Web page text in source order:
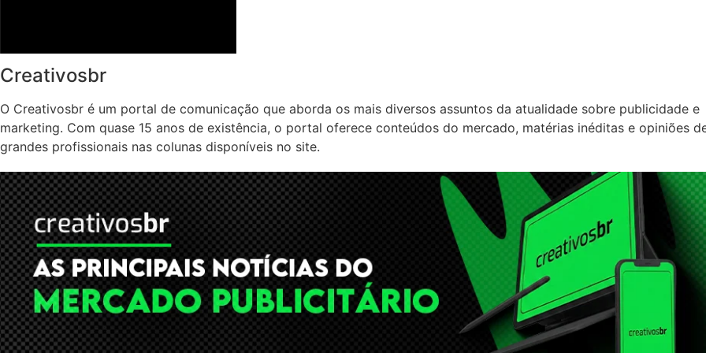
Creativosbr
O Creativosbr é um portal de comunicação que aborda os mais diversos assuntos da atualidade sobre publicidade e
marketing. Com quase 15 anos de existência, o portal oferece conteúdos do mercado, matérias inéditas e opiniões
grandes profissionais nas colunas disponíveis no site.